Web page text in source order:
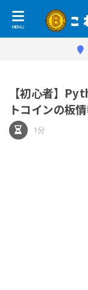
【初心者】
トコインの板
1分